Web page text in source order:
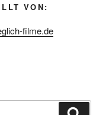
VON:
filme.de